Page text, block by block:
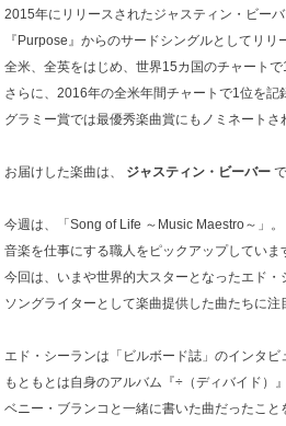
2015年にリリースされたジャスティン・ビー
『Purpose』からのサードシングルとしてリリ
全米、全英をはじめ、世界15カ国のチャートで
さらに、2016年の全米年間チャートで1位を記
グラミー賞では最優秀楽曲賞にもノミネートさ
お届けした楽曲は、 ジャスティン・ビーバー で
今週は、「Song of Life ～Music Maestro～」。
音楽を仕事にする職人をピックアップしていま
今回は、いまや世界的大スターとなったエド・
ソングライターとして楽曲提供した曲たちに注
エド・シーランは「ビルボード誌」のインタビ
もともとは自身のアルバム『÷（ディバイド）
ベニー・ブランコと一緒に書いた曲だったこと